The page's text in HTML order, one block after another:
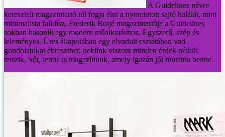
A Guidelines névre
keresztelt magazintartó túl fogja élni a nyomtatott sajtó halálát, mint
minimalista falidísz. Frederik Roijé magazintartója a Guidelines
sokban hasonlít egy modern műalkotáshoz. Egyszerű, szép és
leleményes. Üres állapotában egy elvadult esztétában vad
gondolatokat ébreszthet, nekünk viszont minden érdek nélkül
tetszik. Sőt, lenne is magazinunk, amely igazán jól mutatna benne.